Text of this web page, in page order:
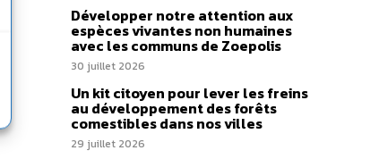
Développer notre attention aux
espèces vivantes non humaines
avec les communs de Zoepolis
30 juillet 2026
Un kit citoyen pour lever les freins
au développement des forêts
comestibles dans nos villes
29 juillet 2026